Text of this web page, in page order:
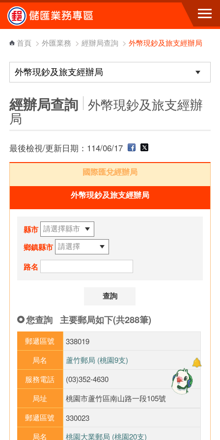
跳到主要內容區塊
首頁 > 外匯業務 > 經辦局查詢 > 外幣現鈔及旅支經辦局
經辦局查詢 外幣現鈔及旅支經辦
局
最後檢視/更新日期：114/06/17
國際匯兌經辦局
外幣現鈔及旅支經辦局
縣市
鄉鎮縣市
路名
您查詢 主要郵局如下(共288筆)
郵遞區號
338019
局名
蘆竹郵局 (桃園9支)
服務電話
(03)352-4630
局址
桃園市蘆竹區南山路一段105號
郵遞區號
330023
局名
桃園大業郵局 (桃園20支)